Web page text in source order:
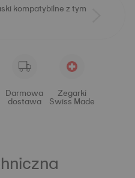
kompatybilne z tym
Darmowa
dostawa
Zegarki
Swiss Made